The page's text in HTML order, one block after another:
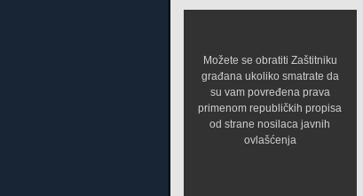
Možete se obratiti Zaštitniku
građana ukoliko smatrate da
su vam povređena prava
primenom republičkih propisa
od strane nosilaca javnih
ovlašćenja